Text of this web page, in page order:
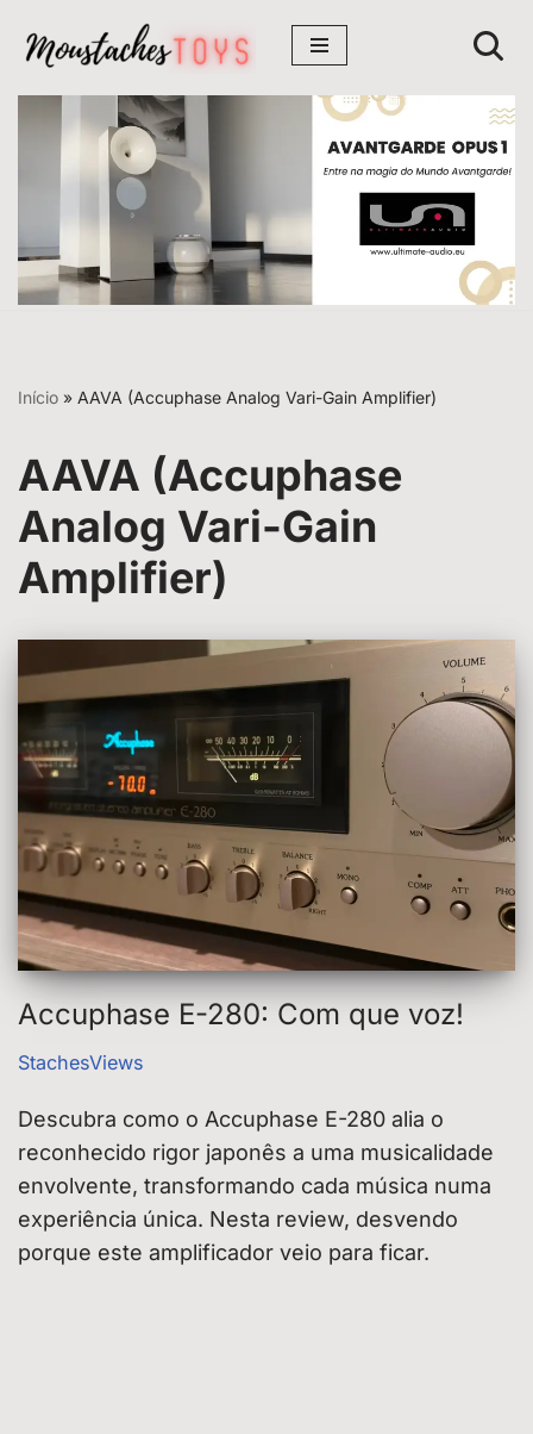
Avançar
para
conteúdo
Início » AAVA (Accuphase Analog Vari-Gain Amplifier)
AAVA (Accuphase
Analog Vari-Gain
Amplifier)
Accuphase E-280: Com que voz!
StachesViews
Descubra como o Accuphase E-280 alia o
reconhecido rigor japonês a uma musicalidade
envolvente, transformando cada música numa
experiência única. Nesta review, desvendo
porque este amplificador veio para ficar.